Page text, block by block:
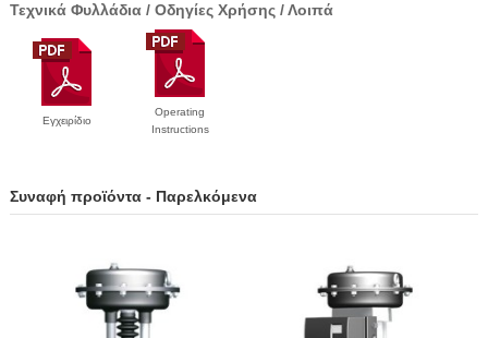
Τεχνικά Φυλλάδια / Οδηγίες Χρήσης / Λοιπά
Εγχειρίδιο
Operating
Instructions
Συναφή προϊόντα - Παρελκόμενα